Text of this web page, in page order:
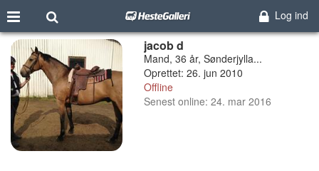
Log ind
jacob d
Mand, 36 år, Sønderjylla...
Oprettet: 26. jun 2010
Offline
Senest online: 24. mar 2016